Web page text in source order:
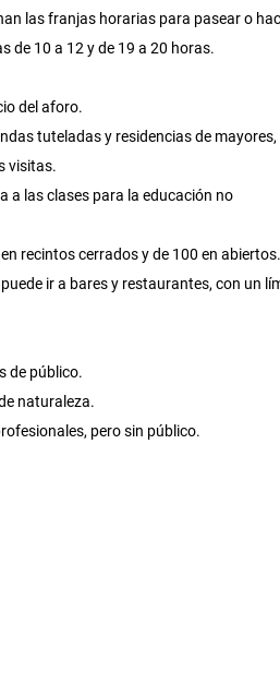
las franjas horarias para pasear o
de 10 a 12 y de 19 a 20 horas.
del aforo.
tuteladas y residencias de mayores,
visitas.
a las clases para la educación no
recintos cerrados y de 100 en abiertos.
ir a bares y restaurantes, con un
de público.
naturaleza.
pero sin público.